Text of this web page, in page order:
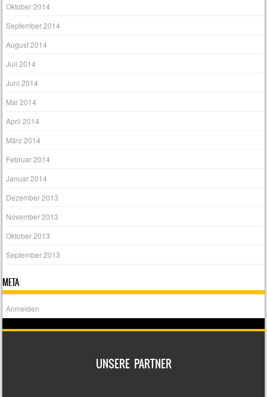
Oktober 2014
September 2014
August 2014
Juli 2014
Juni 2014
Mai 2014
April 2014
März 2014
Februar 2014
Januar 2014
Dezember 2013
November 2013
Oktober 2013
September 2013
META
Anmelden
UNSERE PARTNER